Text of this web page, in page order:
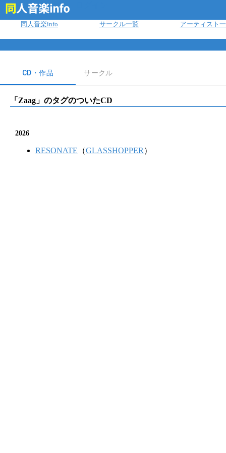
同人音楽info サークル一覧 アーティスト
CD・作品 サークル
「 Zaag 」のタグのついたCD
2026
RESONATE （GLASSHOPPER ）